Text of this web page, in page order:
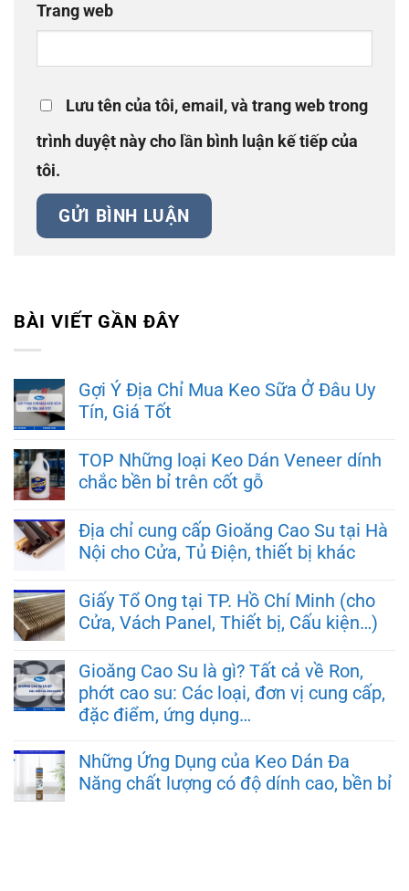
Trang web
Lưu tên của tôi, email, và trang web trong
trình duyệt này cho lần bình luận kế tiếp của
tôi.
BÀI VIẾT GẦN ĐÂY
Gợi Ý Địa Chỉ Mua Keo Sữa Ở Đâu Uy
Tín, Giá Tốt
TOP Những loại Keo Dán Veneer dính
chắc bền bỉ trên cốt gỗ
Địa chỉ cung cấp Gioăng Cao Su tại Hà
Nội cho Cửa, Tủ Điện, thiết bị khác
Giấy Tổ Ong tại TP. Hồ Chí Minh (cho
Cửa, Vách Panel, Thiết bị, Cấu kiện…)
Gioăng Cao Su là gì? Tất cả về Ron,
phớt cao su: Các loại, đơn vị cung cấp,
đặc điểm, ứng dụng…
Những Ứng Dụng của Keo Dán Đa
Năng chất lượng có độ dính cao, bền bỉ